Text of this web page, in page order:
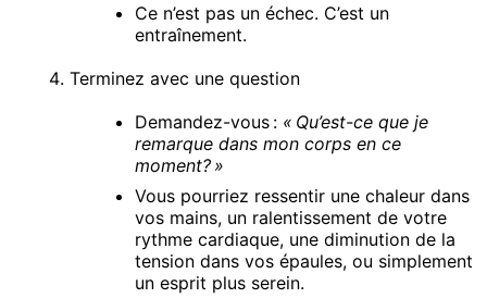
Ce n’est pas un échec. C’est un
entraînement.
Terminez avec une question
Demandez-vous : « Qu’est-ce que je
remarque dans mon corps en ce
moment? »
Vous pourriez ressentir une chaleur dans
vos mains, un ralentissement de votre
rythme cardiaque, une diminution de la
tension dans vos épaules, ou simplement
un esprit plus serein.